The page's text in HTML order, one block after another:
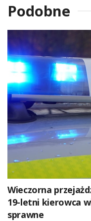
Podobne
Wieczorna
19-letni kierowca
sprawne